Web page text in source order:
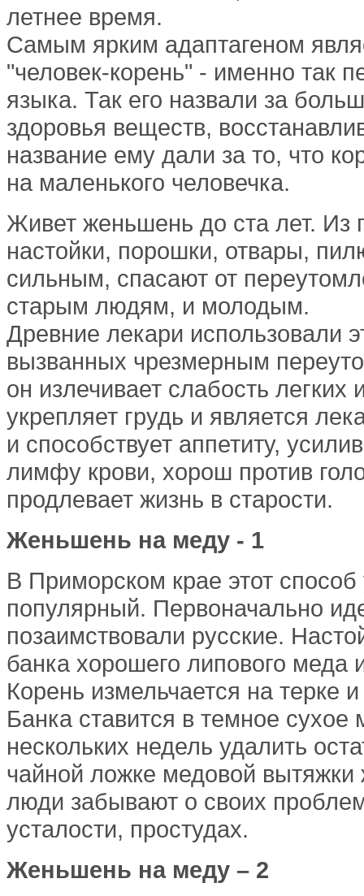
летнее время.
Самым ярким адаптагеном
"человек-корень" - именно так
языка. Так его назвали за
здоровья веществ,
название ему дали за то, что
на маленького человечка.
Живет женьшень до ста лет. Из
настойки, порошки, отвары,
сильным, спасают от
старым людям, и молодым.
Древние лекари использовали
вызванных чрезмерным
он излечивает слабость легких
укрепляет грудь и является
и способствует аппетиту,
лимфу крови, хорош против
продлевает жизнь в старости.
Женьшень на меду - 1
В Приморском крае этот
популярный. Первоначально
позаимствовали русские.
банка хорошего липового меда
Корень измельчается на терке
Банка ставится в темное
нескольких недель удалить
чайной ложке медовой
люди забывают о своих
усталости, простудах.
Женьшень на меду – 2